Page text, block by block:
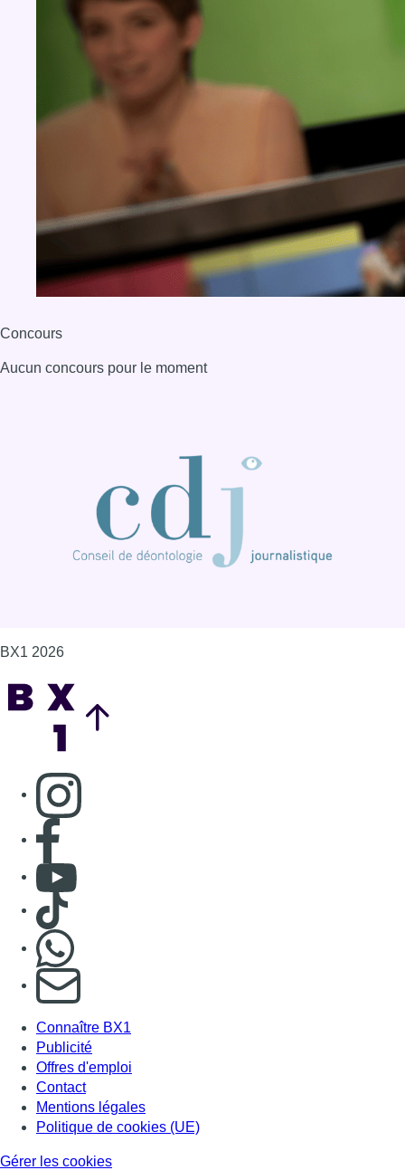
Concours
Aucun concours pour le moment
BX1 2026
Consulter page Instagram
Consulter page Facebook
Consulter Youtube
Consulter TikTok
S'abonner à notre newsletter
Connaître BX1
Publicité
Offres d'emploi
Contact
Mentions légales
Politique de cookies (UE)
Gérer les cookies